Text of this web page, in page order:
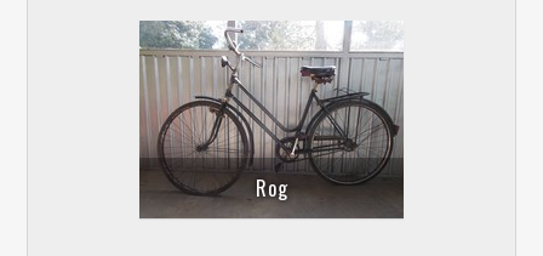
Rog